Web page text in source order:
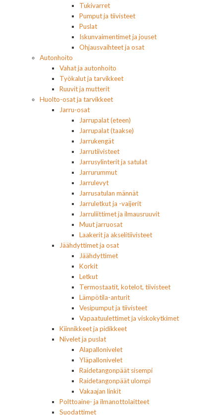
Tukivarret
Pumput ja tiivisteet
Puslat
Iskunvaimentimet ja jouset
Ohjausvaihteet ja osat
Autonhoito
Vahat ja autonhoito
Työkalut ja tarvikkeet
Ruuvit ja mutterit
Huolto-osat ja tarvikkeet
Jarru-osat
Jarrupalat (eteen)
Jarrupalat (taakse)
Jarrukengät
Jarrutiivisteet
Jarrusylinterit ja satulat
Jarrurummut
Jarrulevyt
Jarrusatulan männät
Jarruletkut ja -vaijerit
Jarruliittimet ja ilmausruuvit
Muut jarruosat
Laakerit ja akselitiivisteet
Jäähdyttimet ja osat
Jäähdyttimet
Korkit
Letkut
Termostaatit, kotelot, tiivisteet
Lämpötila-anturit
Vesipumput ja tiivisteet
Vapaatuulettimet ja viskokytkimet
Kiinnikkeet ja pidikkeet
Nivelet ja puslat
Alapallonivelet
Yläpallonivelet
Raidetangonpäät sisempi
Raidetangonpäät ulompi
Vakaajan linkit
Polttoaine- ja ilmanottolaitteet
Suodattimet